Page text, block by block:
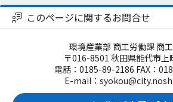
このページに関するお問合せ
環境産業部 商工労働課 商
〒016-8501 秋田県能代市上
電話：0185-89-2186 FAX：
E-mail：